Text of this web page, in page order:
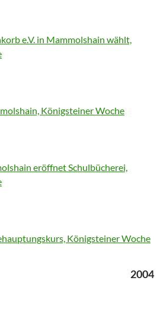
e.V. in Mammolshain wählt,
Königsteiner Woche
eröffnet Schulbücherei,
Königsteiner Woche
2004